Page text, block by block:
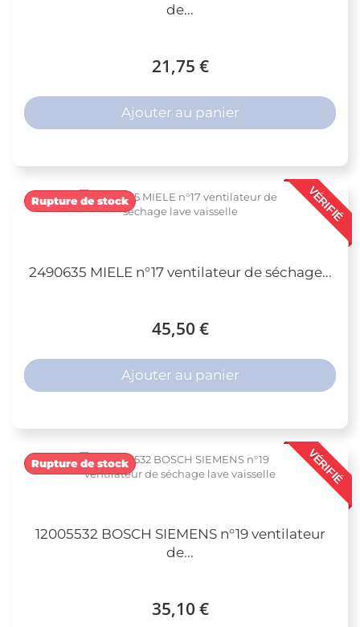
de...
21,75 €
Ajouter au panier
VÉRIFIÉ
2490635 MIELE n°17 ventilateur de séchage...
45,50 €
Rupture de stock
Ajouter au panier
VÉRIFIÉ
12005532 BOSCH SIEMENS n°19 ventilateur
de...
35,10 €
Rupture de stock